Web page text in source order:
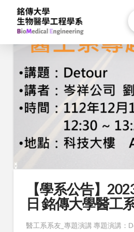
【學系公告】
日 銘傳大學醫工
醫工系系友_專題演講 專題演講：